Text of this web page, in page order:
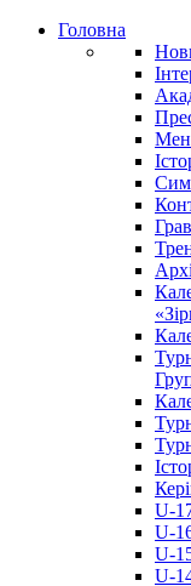
Головна
U-
U-
U-
U-